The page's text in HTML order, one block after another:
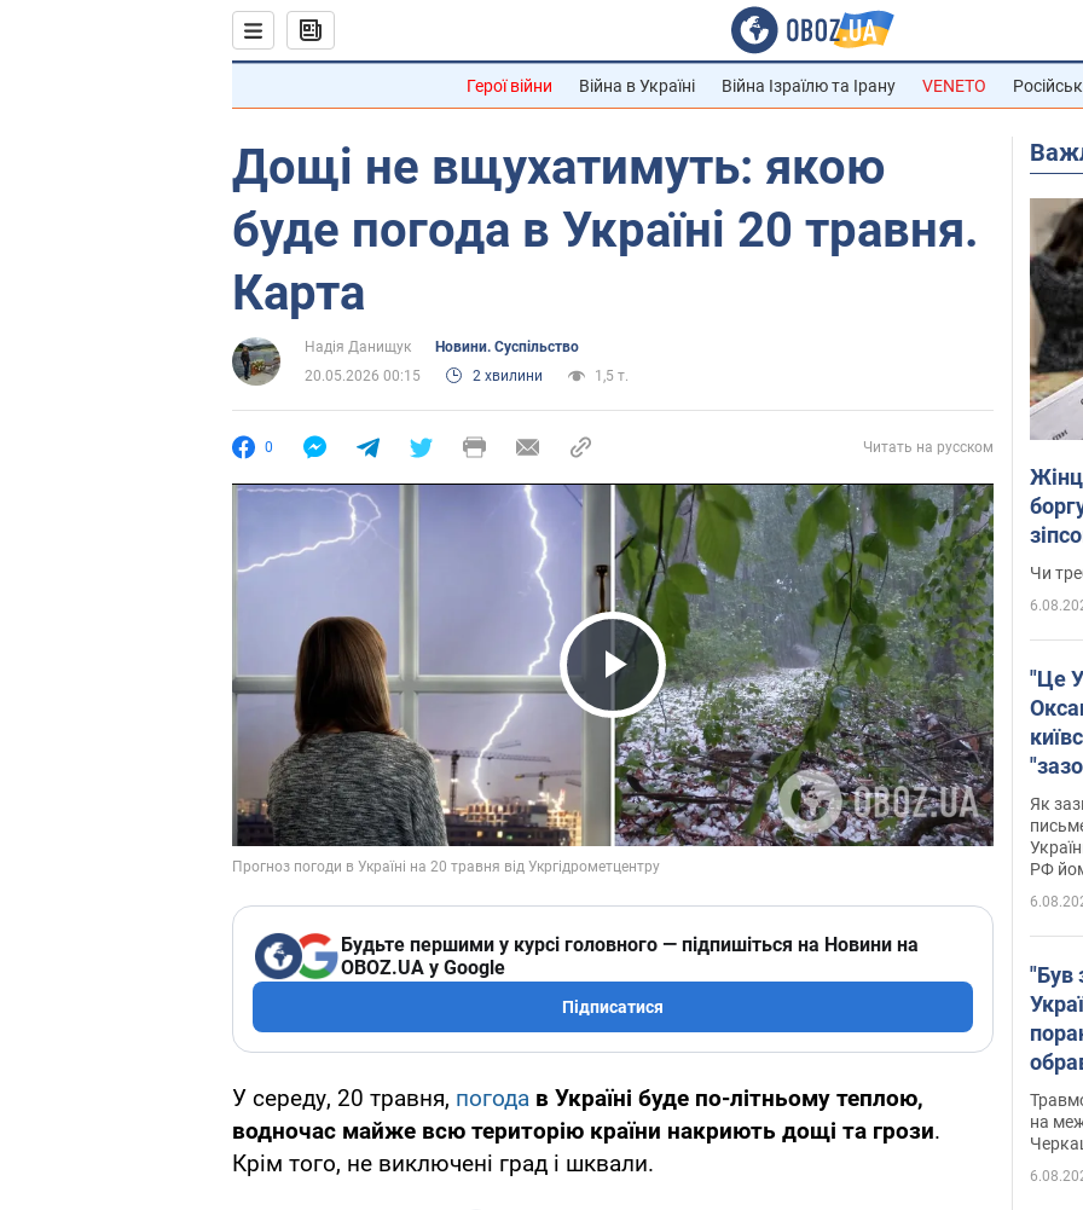
Герої війни Війна в Україні Війна Ізраїлю та Ірану VENETO
Дощі не вщухатимуть: якою
буде погода в Україні 20 травня.
Карта
Надія Данищук
Новини. Суспільство
20.05.2026 00:15
2 хвилини 1,5 т.
0 Читать на русском
Play Video
Будьте першими у курсі головного — підпишіться на Новини на
OBOZ.UA у Google
Підписатися
У середу, 20 травня, погода в Україні буде по-літньому теплою,
водночас майже всю територію країни накриють дощі та грози.
Крім того, не виключені град і шквали.
Чи
"Це
Як
РФ
"Був
Фото
на